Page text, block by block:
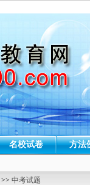
名校试卷 方法
>> 中考试题